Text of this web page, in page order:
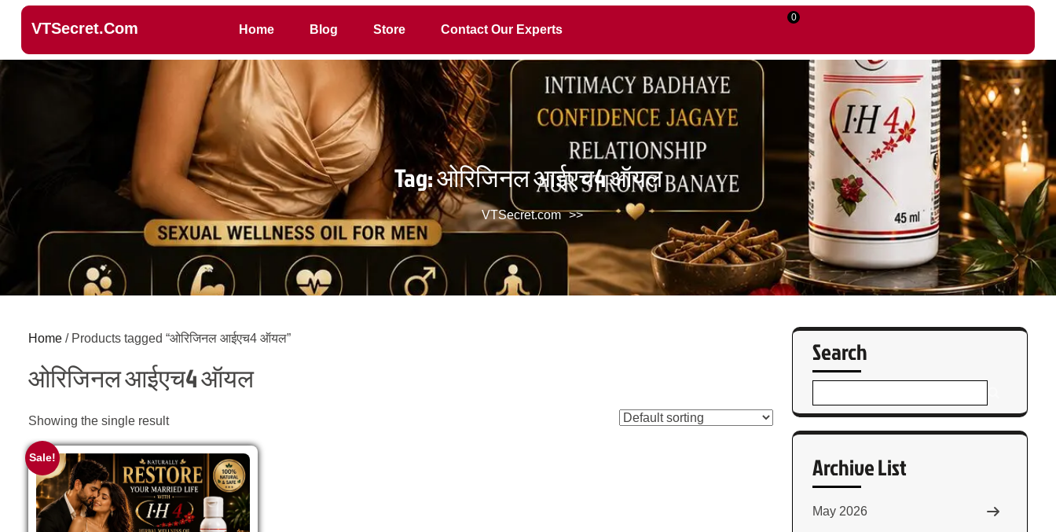
VTSecret.com Home Blog Store Contact Our Experts
0
Tag:ओरिजिनल आईएच4 ऑयल
VTSecret.com >>
Home / Products tagged “ओरिजिनल आईएच4 ऑयल”
ओरिजिनल आईएच4 ऑयल
Showing the single result
Sale!
Search
Archive List
May 2026